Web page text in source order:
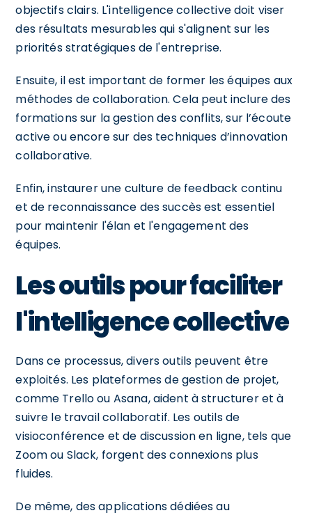
objectifs clairs. L'intelligence collective doit viser
des résultats mesurables qui s'alignent sur les
priorités stratégiques de l'entreprise.
Ensuite, il est important de former les équipes aux
méthodes de collaboration. Cela peut inclure des
formations sur la gestion des conflits, sur l’écoute
active ou encore sur des techniques d’innovation
collaborative.
Enfin, instaurer une culture de feedback continu
et de reconnaissance des succès est essentiel
pour maintenir l'élan et l'engagement des
équipes.
Les outils pour faciliter
l'intelligence collective
Dans ce processus, divers outils peuvent être
exploités. Les plateformes de gestion de projet,
comme Trello ou Asana, aident à structurer et à
suivre le travail collaboratif. Les outils de
visioconférence et de discussion en ligne, tels que
Zoom ou Slack, forgent des connexions plus
fluides.
De même, des applications dédiées au